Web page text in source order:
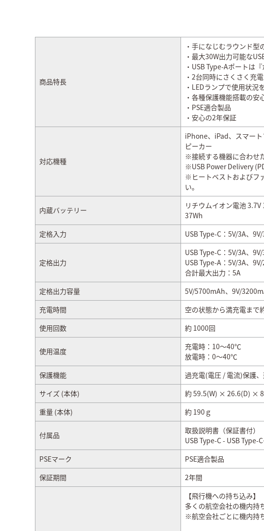
商品特長
・手になじむラウンド型
・最大30W出力可能な
・USB Type-Aポートは
・2台同時にさくさく充電
・LEDランプで使用状況
・各種保護機能搭載の安
・PSE適合製品
・安心の2年保証
対応機種
iPhone、iPad、スマー
ピーカー
※接続する機器に合わせ
※USB Power Delivery
※ヒートベストおよびフ
い。
内蔵バッテリー
リチウムイオン電池
37Wh
定格入力
USB Type-C：5V/3A、
定格出力
USB Type-C：5V/3A、
USB Type-A：5V/3A、
合計最大出力：5A
定格出力容量
5V/5700mAh、9V/
充電時間
空の状態から満充電まで
使用回数
約 1000回
使用温度
充電時：10～40℃
放電時：0～40℃
保護機能
過充電(電圧 / 電流)保護
サイズ (本体)
約 59.5(W) × 26.6(D) ×
重量 (本体)
約 190ｇ
付属品
取扱説明書（保証書付）
USB Type-C - USB Type-
PSEマーク
PSE適合製品
保証期間
2年間
【飛行機への持ち込み】
多くの航空会社の機内持
※航空会社ごとに機内持